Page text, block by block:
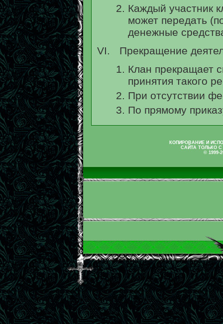
Каждый участник
может передать
денежные
Прекращение
Клан прекращает
принятия такого
При отсутствии
По прямому
КОПИРОВАНИЕ И
САЙТА ТОЛЬКО
© 1999-